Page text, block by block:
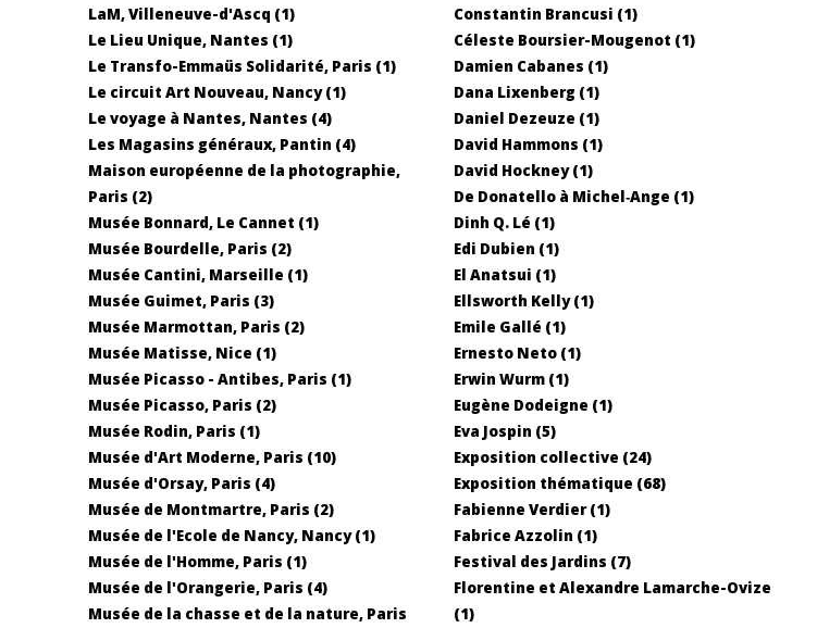
LaM, Villeneuve-d'Ascq (1)
Le Lieu Unique, Nantes (1)
Le Transfo-Emmaüs Solidarité, Paris (1)
Le circuit Art Nouveau, Nancy (1)
Le voyage à Nantes, Nantes (4)
Les Magasins généraux, Pantin (4)
Maison européenne de la photographie,
Paris (2)
Musée Bonnard, Le Cannet (1)
Musée Bourdelle, Paris (2)
Musée Cantini, Marseille (1)
Musée Guimet, Paris (3)
Musée Marmottan, Paris (2)
Musée Matisse, Nice (1)
Musée Picasso - Antibes, Paris (1)
Musée Picasso, Paris (2)
Musée Rodin, Paris (1)
Musée d'Art Moderne, Paris (10)
Musée d'Orsay, Paris (4)
Musée de Montmartre, Paris (2)
Musée de l'Ecole de Nancy, Nancy (1)
Musée de l'Homme, Paris (1)
Musée de l'Orangerie, Paris (4)
Musée de la chasse et de la nature, Paris
Constantin Brancusi (1)
Céleste Boursier-Mougenot (1)
Damien Cabanes (1)
Dana Lixenberg (1)
Daniel Dezeuze (1)
David Hammons (1)
David Hockney (1)
De Donatello à Michel‐Ange (1)
Dinh Q. Lé (1)
Edi Dubien (1)
El Anatsui (1)
Ellsworth Kelly (1)
Emile Gallé (1)
Ernesto Neto (1)
Erwin Wurm (1)
Eugène Dodeigne (1)
Eva Jospin (5)
Exposition collective (24)
Exposition thématique (68)
Fabienne Verdier (1)
Fabrice Azzolin (1)
Festival des Jardins (7)
Florentine et Alexandre Lamarche-Ovize
(1)